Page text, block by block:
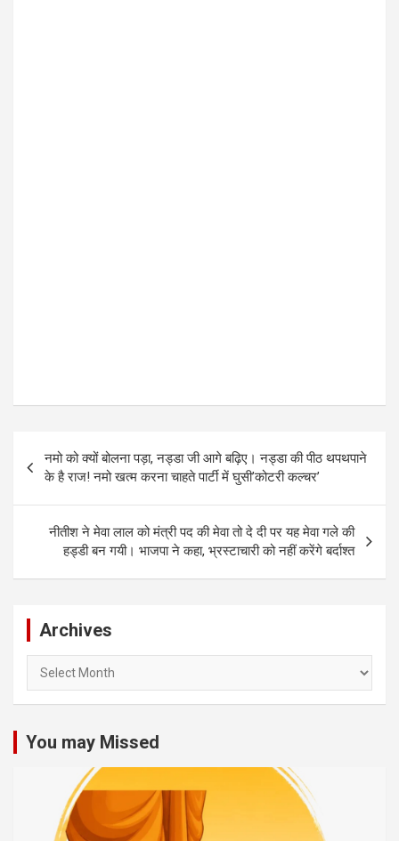
Post
navigation
नमो को क्यों बोलना पड़ा, नड्डा जी आगे बढ़िए। नड्डा की पीठ थपथपाने
के है राज! नमो खत्म करना चाहते पार्टी में घुसी’कोटरी कल्चर’
नीतीश ने मेवा लाल को मंत्री पद की मेवा तो दे दी पर यह मेवा गले की
हड्डी बन गयी। भाजपा ने कहा, भ्रस्टाचारी को नहीं करेंगे बर्दाश्त
Archives
You may Missed